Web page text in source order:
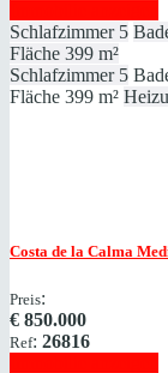
Schlafzimmer 5
Fläche 399 m²
Schlafzimmer 5
Fläche 399 m²
Costa de la Calma
Preis:
€ 850.000
Ref: 26816